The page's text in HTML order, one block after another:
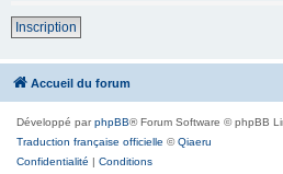
Inscription
Accueil du forum
Développé parphpBB® Forum Software © phpBB
Traduction française officielle ©Qiaeru
Confidentialité | Conditions